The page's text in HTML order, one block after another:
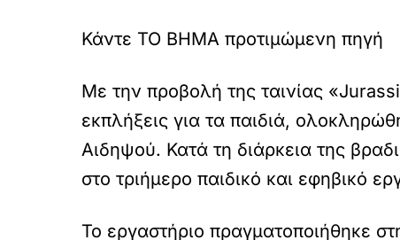
Κάντε TO BHMA προτιμώμενη πηγή
Με την προβολή της ταινίας
εκπλήξεις για τα παιδιά,
Αιδηψού. Κατά τη διάρκεια της
στο τριήμερο παιδικό και εφηβικό
Το εργαστήριο πραγματοποιήθηκε